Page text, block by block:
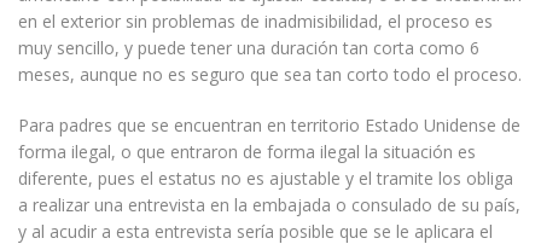
en el exterior sin problemas de inadmisibilidad, el proceso es
muy sencillo, y puede tener una duración tan corta como 6
meses, aunque no es seguro que sea tan corto todo el proceso.
Para padres que se encuentran en territorio Estado Unidense de
forma ilegal, o que entraron de forma ilegal la situación es
diferente, pues el estatus no es ajustable y el tramite los obliga
a realizar una entrevista en la embajada o consulado de su país,
y al acudir a esta entrevista sería posible que se le aplicara el